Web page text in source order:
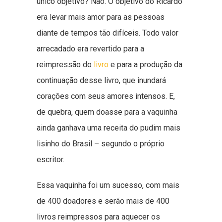
era levar mais amor para as pessoas
diante de tempos tão difíceis. Todo valor
arrecadado era revertido para a
reimpressão do livro e para a produção da
continuação desse livro, que inundará
corações com seus amores intensos. E,
de quebra, quem doasse para a vaquinha
ainda ganhava uma receita do pudim mais
lisinho do Brasil – segundo o próprio
escritor.
Essa vaquinha foi um sucesso, com mais
de 400 doadores e serão mais de 400
livros reimpressos para aquecer os